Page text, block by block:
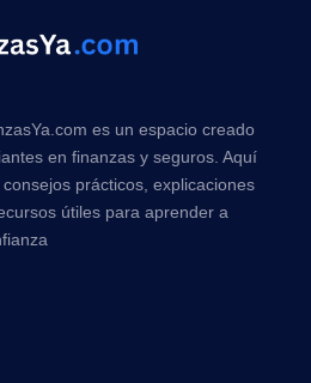
es un espacio creado
en finanzas y seguros. Aquí
prácticos, explicaciones
útiles para aprender a